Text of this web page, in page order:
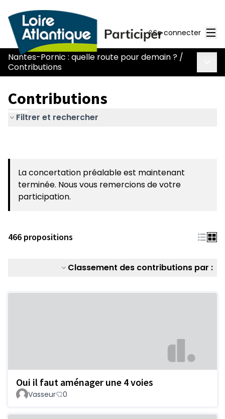
Se connecter
Nantes-Pornic : quelle route pour demain ? /
Contributions
Contributions
Filtrer et rechercher
La concertation préalable est maintenant
terminée. Nous vous remercions de votre
participation.
466 propositions
Classement des contributions par :
Oui il faut aménager une 4 voies
Vasseur 0